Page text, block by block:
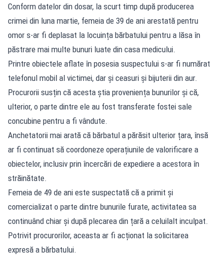
Conform datelor din dosar, la scurt timp după producerea
crimei din luna martie, femeia de 39 de ani arestată pentru
omor s-ar fi deplasat la locuința bărbatului pentru a lăsa în
păstrare mai multe bunuri luate din casa medicului.
Printre obiectele aflate în posesia suspectului s-ar fi numărat
telefonul mobil al victimei, dar și ceasuri și bijuterii din aur.
Procurorii susțin că acesta știa proveniența bunurilor și că,
ulterior, o parte dintre ele au fost transferate fostei sale
concubine pentru a fi vândute.
Anchetatorii mai arată că bărbatul a părăsit ulterior țara, însă
ar fi continuat să coordoneze operațiunile de valorificare a
obiectelor, inclusiv prin încercări de expediere a acestora în
străinătate.
Femeia de 49 de ani este suspectată că a primit și
comercializat o parte dintre bunurile furate, activitatea sa
continuând chiar și după plecarea din țară a celuilalt inculpat.
Potrivit procurorilor, aceasta ar fi acționat la solicitarea
expresă a bărbatului.